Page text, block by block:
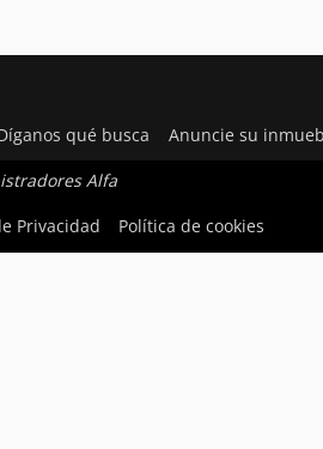
qué busca Anuncie su
Alfa
Privacidad Política de cookies